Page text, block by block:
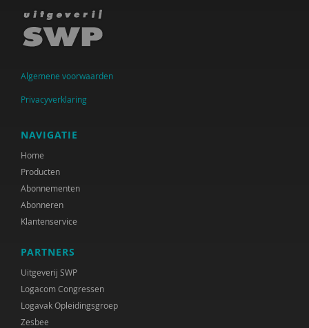
Raad voor Volksgezondheid & Samenleving
United Nations Office for Disaster Risk Reduction
VGN
WRR
René .C. Hoksbergen
Tim 'S Jongers
Jeugdautoriteit (JA)
Algemene voorwaarden
Privacyverklaring
NAVIGATIE
Home
Producten
Abonnementen
Abonneren
Klantenservice
PARTNERS
Uitgeverij SWP
Logacom Congressen
Logavak Opleidingsgroep
Zesbee